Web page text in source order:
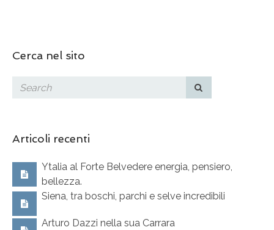
Cerca nel sito
Articoli recenti
Ytalia al Forte Belvedere energia, pensiero,
bellezza.
Siena, tra boschi, parchi e selve incredibili
Arturo Dazzi nella sua Carrara